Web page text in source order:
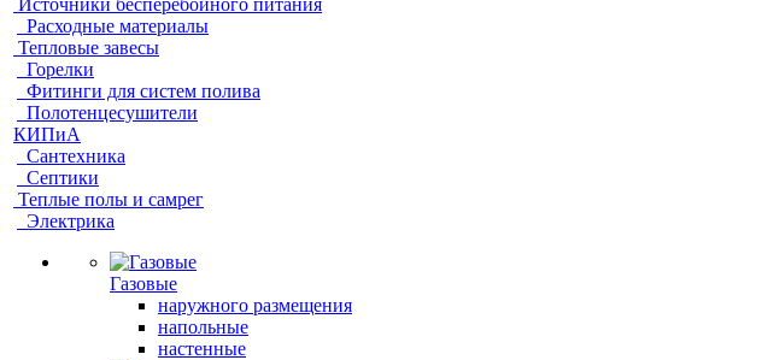
Источники бесперебойного питания
Расходные материалы
Тепловые завесы
Горелки
Фитинги для систем полива
Полотенцесушители
КИПиА
Сантехника
Септики
Теплые полы и самрег
Электрика
Газовые
наружного размещения
напольные
настенные